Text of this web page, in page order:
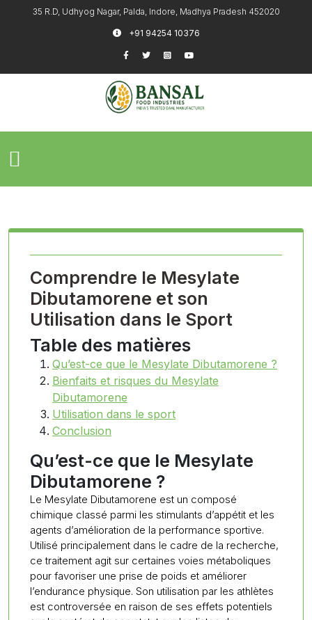
35 R.D, Udhyog Nagar, Palda, Indore, Madhya Pradesh 452020
+91 94254 10376
Comprendre le Mesylate
Dibutamorene et son
Utilisation dans le Sport
Table des matières
Qu’est-ce que le Mesylate Dibutamorene ?
Bienfaits et risques du Mesylate
Dibutamorene
Utilisation dans le sport
Conclusion
Qu’est-ce que le Mesylate
Dibutamorene ?
Le Mesylate Dibutamorene est un composé
chimique classé parmi les stimulants d’appétit et les
agents d’amélioration de la performance sportive.
Utilisé principalement dans le cadre de la recherche,
ce traitement agit sur certaines voies métaboliques
pour favoriser une prise de poids et améliorer
l’endurance physique. Son utilisation par les athlètes
est controversée en raison de ses effets potentiels